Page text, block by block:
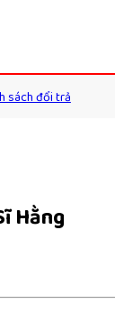
sách đổi trả
Hằng